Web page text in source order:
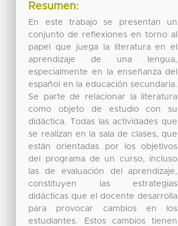
Resumen:
En este trabajo se presentan un
conjunto de reflexiones en torno al
papel que juega la literatura en el
aprendizaje de una lengua,
especialmente en la enseñanza del
español en la educación secundaria.
Se parte de relacionar la literatura
como objeto de estudio con su
didáctica. Todas las actividades que
se realizan en la sala de clases, que
están orientadas por los objetivos
del programa de un curso, incluso
las de evaluación del aprendizaje,
constituyen las estrategias
didácticas que el docente desarrolla
para provocar cambios en los
estudiantes. Estos cambios tienen